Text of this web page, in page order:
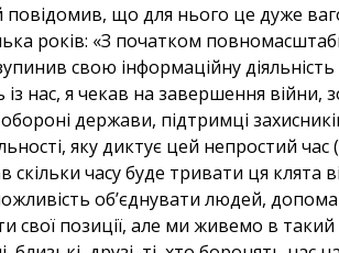
що для нього це дуже
років: «З початком
свою інформаційну
із нас, я чекав на завершення
держави, підтримці
яку диктує цей непростий
скільки часу буде тривати ця клята
обʼєднувати людей,
свої позиції, але ми живемо в